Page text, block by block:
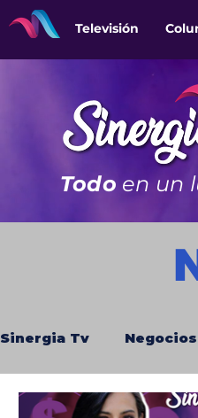
Televisión
Todo en un
Sinergia Tv Negocios
Municipios